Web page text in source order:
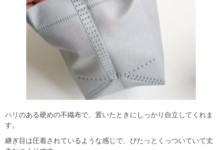
ハリのある硬めの不織布で、置いたときにしっかり自立してくれま
す。
継ぎ目は圧着されているような感じで、ぴたっとくっついていて丈